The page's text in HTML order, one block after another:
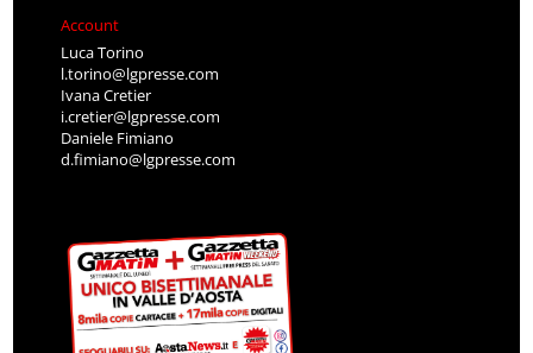
Account
Luca Torino
l.torino@lgpresse.com
Ivana Cretier
i.cretier@lgpresse.com
Daniele Fimiano
d.fimiano@lgpresse.com